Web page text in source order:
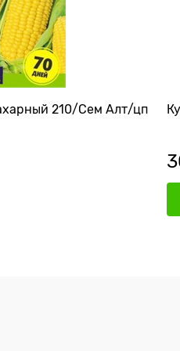
210/Сем Алт/цп